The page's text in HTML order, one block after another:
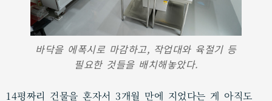
바닥을 에폭시로 마감하고, 작업대와 육절기 등
필요한 것들을 배치해놓았다.
14평짜리 건물을 혼자서 3개월 만에 지었다는 게 아직도